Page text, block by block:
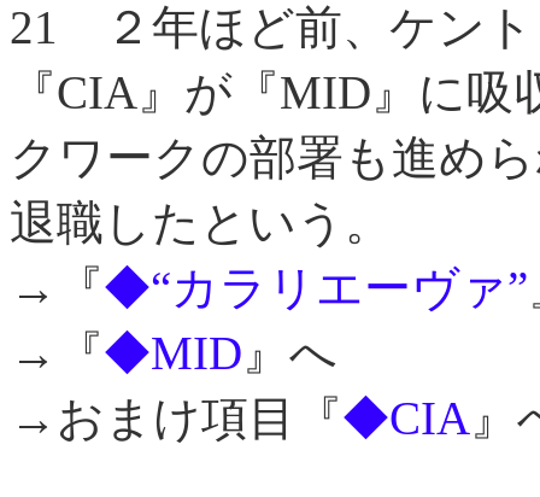
21 ２年ほど前、ケン
『CIA』が『MID』に
クワークの部署も進め
退職したという。
→『◆“カラリエーヴァ”
→『◆MID 』へ
→おまけ項目『◆CIA 』